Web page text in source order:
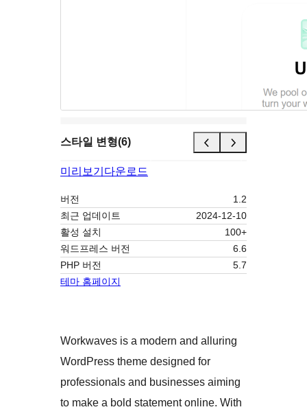
스타일 변형(6)
미리보기 다운로드
버전
1.2
최근 업데이트
2024-12-10
활성 설치
100+
워드프레스 버전
6.6
PHP 버전
5.7
테마 홈페이지
Workwaves is a modern and alluring
WordPress theme designed for
professionals and businesses aiming
to make a bold statement online. With